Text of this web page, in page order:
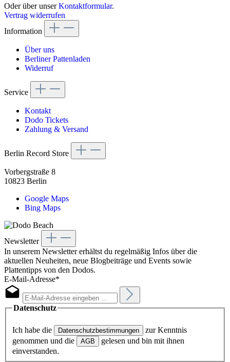
Oder über unserKontaktformular.
Vertrag widerrufen
Information
Über uns
Berliner Pattenladen
Widerruf
Service
Kontakt
Dodo Tickets
Zahlung & Versand
Berlin Record Store
Vorbergstraße 8
10823 Berlin
Google Maps
Bing Maps
Newsletter
In unserem Newsletter erhältst du regelmäßig Infos über die
aktuellen Neuheiten, neue Blogbeiträge und Events sowie
Plattentipps von den Dodos.
E-Mail-Adresse*
Datenschutz
Ich habe die Datenschutzbestimmungen
zur Kenntnis
genommen und die
AGB
gelesen und bin mit ihnen
einverstanden.